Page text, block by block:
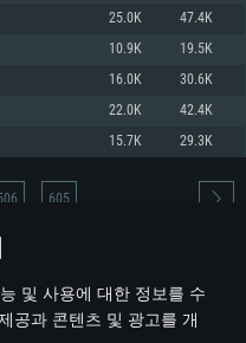
및 사용에 대한 정보를 수
공과 콘텐츠 및 광고를 개
픽 드라이버를 지원하는 NVIDIA
가지며 최신 그래픽 드라이버를
지원 해상도 720p) 이상
25.0K 47.4K
10.9K 19.5K
16.0K 30.6K
22.0K 42.4K
15.7K 29.3K
605